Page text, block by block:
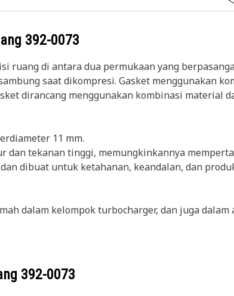
392-0073
ruang di antara dua permukaan yang
saat dikompresi. Gasket menggunakan
dirancang menggunakan kombinasi
11 mm.
dan tekanan tinggi, memungkinkannya
dibuat untuk ketahanan, keandalan, dan
dalam kelompok turbocharger, dan juga
392-0073